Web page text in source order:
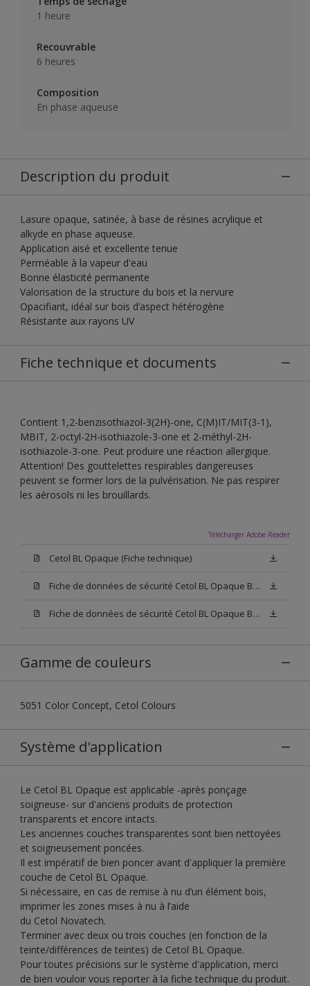
1 heure
Recouvrable
6 heures
Composition
En phase aqueuse
Description du produit
Lasure opaque, satinée, à base de résines acrylique et
alkyde en phase aqueuse.
Application aisé et excellente tenue
Perméable à la vapeur d'eau
Bonne élasticité permanente
Valorisation de la structure du bois et la nervure
Opacifiant, idéal sur bois d’aspect hétérogène
Résistante aux rayons UV
Fiche technique et documents
Contient 1,2-benzisothiazol-3(2H)-one, C(M)IT/MIT(3-1),
MBIT, 2-octyl-2H-isothiazole-3-one et 2-méthyl-2H-
isothiazole-3-one. Peut produire une réaction allergique.
Attention! Des gouttelettes respirables dangereuses
peuvent se former lors de la pulvérisation. Ne pas respirer
les aérosols ni les brouillards.
Télécharger Adobe Reader
Cetol BL Opaque (Fiche technique)
Fiche de données de sécurité Cetol BL Opaque Base W05 (SDS)
Fiche de données de sécurité Cetol BL Opaque Base N00 (SDS)
Gamme de couleurs
5051 Color Concept, Cetol Colours
Système d'application
Le Cetol BL Opaque est applicable -après ponçage
soigneuse- sur d'anciens produits de protection
transparents et encore intacts.
Les anciennes couches transparentes sont bien nettoyées
et soigneusement poncées.
Il est impératif de bien poncer avant d'appliquer la première
couche de Cetol BL Opaque.
Si nécessaire, en cas de remise à nu d’un élément bois,
imprimer les zones mises à nu à l’aide
du Cetol Novatech.
Terminer avec deux ou trois couches (en fonction de la
teinte/différences de teintes) de Cetol BL Opaque.
Pour toutes précisions sur le système d'application, merci
de bien vouloir vous reporter à la fiche technique du produit.